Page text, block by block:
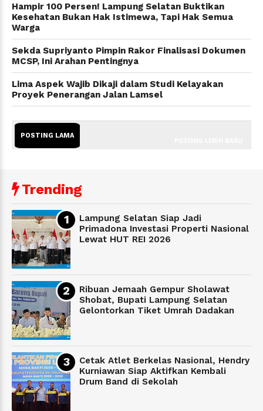
Hampir 100 Persen! Lampung Selatan Buktikan
Kesehatan Bukan Hak Istimewa, Tapi Hak Semua
Warga
Sekda Supriyanto Pimpin Rakor Finalisasi Dokumen
MCSP, Ini Arahan Pentingnya
Lima Aspek Wajib Dikaji dalam Studi Kelayakan
Proyek Penerangan Jalan Lamsel
POSTING LAMA
Trending
Lampung Selatan Siap Jadi
Primadona Investasi Properti Nasional
Lewat HUT REI 2026
Ribuan Jemaah Gempur Sholawat
Shobat, Bupati Lampung Selatan
Gelontorkan Tiket Umrah Dadakan
Cetak Atlet Berkelas Nasional, Hendry
Kurniawan Siap Aktifkan Kembali
Drum Band di Sekolah